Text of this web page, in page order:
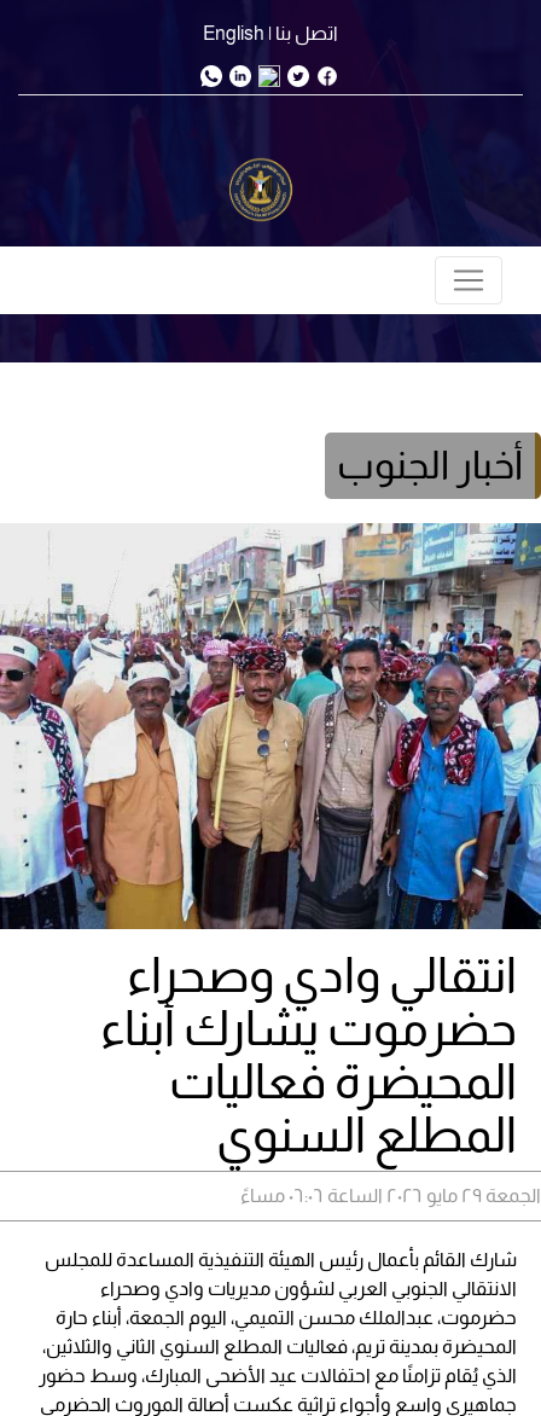
اتصل بنا | English
أخبار الجنوب
انتقالي وادي وصحراء
حضرموت يشارك أبناء
المحيضرة فعاليات
المطلع السنوي
الجمعة ٢٩ مايو ٢٠٢٦ الساعة ٠٦:٠٦ مساءً
شارك القائم بأعمال رئيس الهيئة التنفيذية المساعدة للمجلس
الانتقالي الجنوبي العربي لشؤون مديريات وادي وصحراء
حضرموت، عبدالملك محسن التميمي، اليوم الجمعة، أبناء حارة
المحيضرة بمدينة تريم، فعاليات المطلع السنوي الثاني والثلاثين،
الذي يُقام تزامنًا مع احتفالات عيد الأضحى المبارك، وسط حضور
جماهيري واسع وأجواء تراثية عكست أصالة الموروث الحضرمي